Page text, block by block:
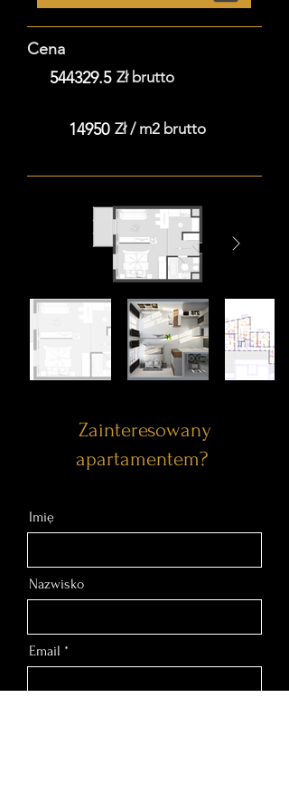
Cena
544329.5 Zł brutto
14950 Zł / m2 brutto
Zainteresowany
apartamentem?
Imię
Nazwisko
Email